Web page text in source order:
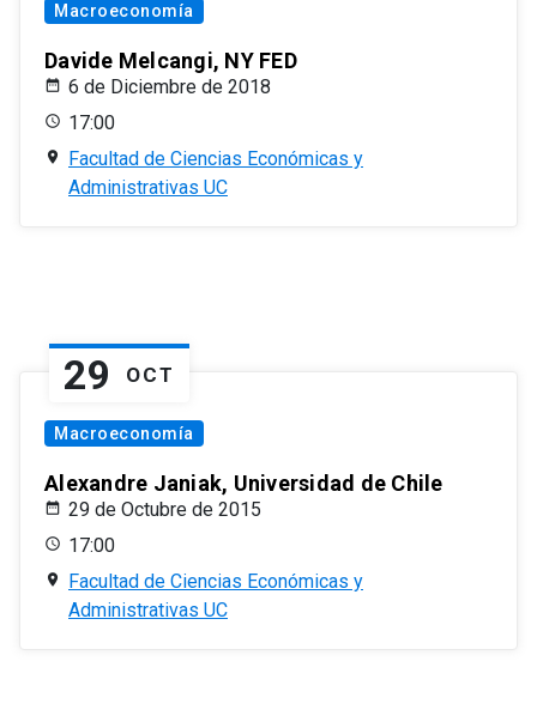
Macroeconomía
Davide Melcangi, NY FED
6 de Diciembre de 2018
17:00
Facultad de Ciencias Económicas y
Administrativas UC
29 OCT
Macroeconomía
Alexandre Janiak, Universidad de Chile
29 de Octubre de 2015
17:00
Facultad de Ciencias Económicas y
Administrativas UC